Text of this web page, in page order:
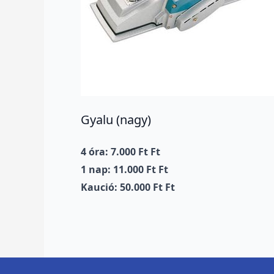
Gyalu (nagy)
4 óra: 7.000 Ft Ft
1 nap: 11.000 Ft Ft
Kaució: 50.000 Ft Ft